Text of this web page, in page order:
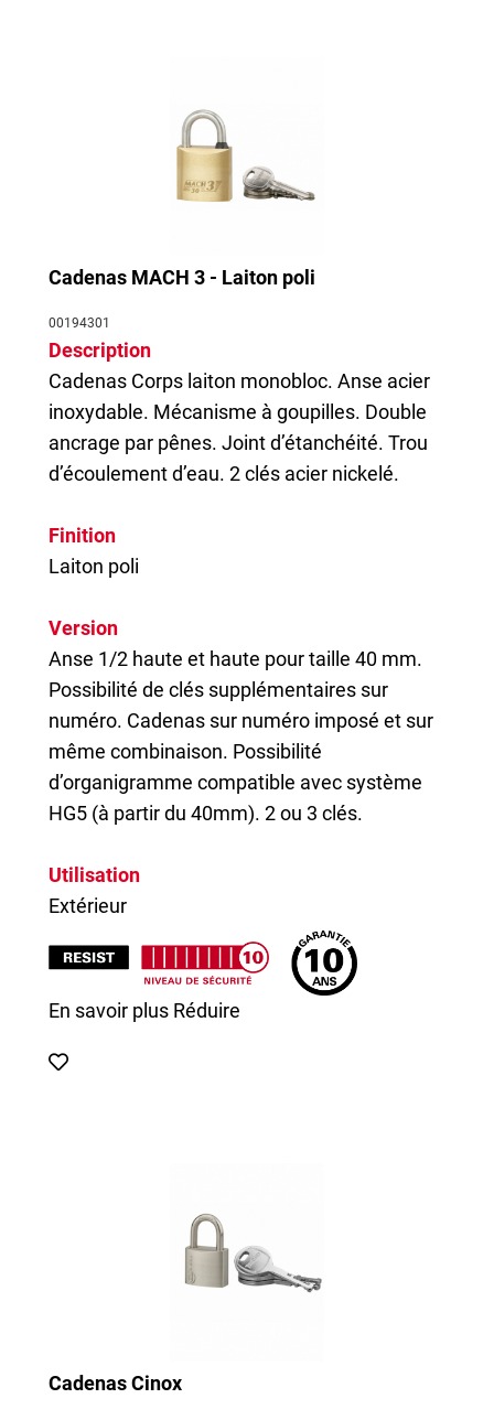
Cadenas MACH 3 - Laiton poli
00194301
Description
Cadenas Corps laiton monobloc. Anse acier
inoxydable. Mécanisme à goupilles. Double
ancrage par pênes. Joint d’étanchéité. Trou
d’écoulement d’eau. 2 clés acier nickelé.
Finition
Laiton poli
Version
Anse 1/2 haute et haute pour taille 40 mm.
Possibilité de clés supplémentaires sur
numéro. Cadenas sur numéro imposé et sur
même combinaison. Possibilité
d’organigramme compatible avec système
HG5 (à partir du 40mm). 2 ou 3 clés.
Utilisation
Extérieur
En savoir plus Réduire
Cadenas Cinox